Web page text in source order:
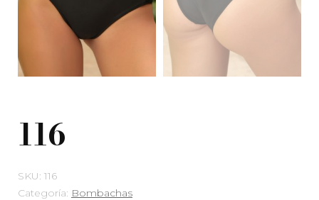
116
SKU: 116
Categoría: Bombachas